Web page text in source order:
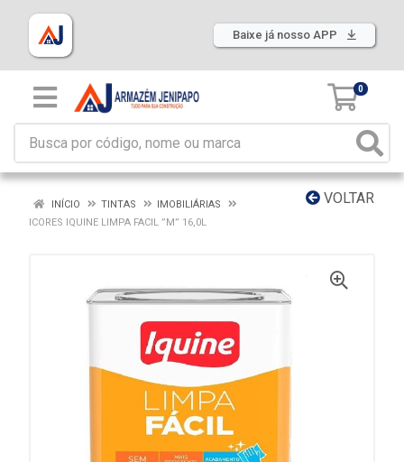
Baixe já nosso APP
0
VOLTAR
INÍCIO TINTAS
IMOBILIÁRIAS
ICORES IQUINE LIMPA FACIL ”M” 16,0L